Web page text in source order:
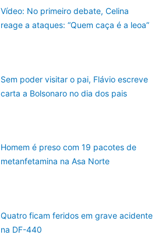
Vídeo: No primeiro debate, Celina
reage a ataques: “Quem caça é a leoa”
Sem poder visitar o pai, Flávio escreve
carta a Bolsonaro no dia dos pais
Homem é preso com 19 pacotes de
metanfetamina na Asa Norte
Quatro ficam feridos em grave acidente
na DF-440